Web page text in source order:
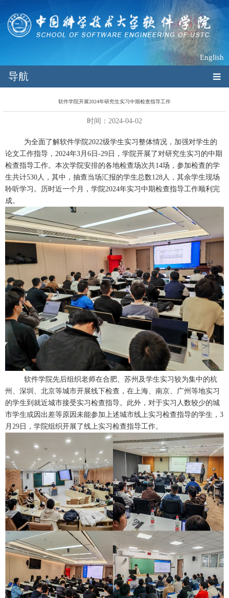
English
导航
软件学院开展2024年研究生实习中期检查指导工作
时间：2024-04-02
为全面了解软件学院2022级学生实习整体情况，加强对学生的
论文工作指导，2024年3月6日-29日，学院开展了对研究生实习的中期
检查指导工作。本次学院安排的各地检查场次共14场，参加检查的学
生共计530人，其中，抽查当场汇报的学生总数128人，其余学生现场
聆听学习。历时近一个月，学院2024年实习中期检查指导工作顺利完
成。
软件学院先后组织老师在合肥、苏州及学生实习较为集中的杭
州、深圳、北京等城市开展线下检查，在上海、南京、广州等地实习
的学生到就近城市接受实习检查指导。此外，对于实习人数较少的城
市学生或因出差等原因未能参加上述城市线上实习检查指导的学生，3
月29日，学院组织开展了线上实习检查指导工作。